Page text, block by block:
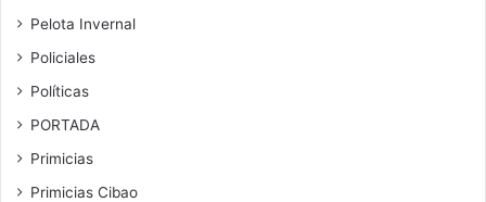
Pelota Invernal
Policiales
Políticas
PORTADA
Primicias
Primicias Cibao